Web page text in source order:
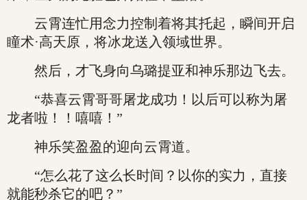
云霄连忙用念力控制着将其托起，瞬间开启
瞳术·高天原，将冰龙送入领域世界。
然后，才飞身向乌璐提亚和神乐那边飞去。
“恭喜云霄哥哥屠龙成功！以后可以称为屠
龙者啦！！嘻嘻！”
神乐笑盈盈的迎向云霄道。
“怎么花了这么长时间？以你的实力，直接
就能秒杀它的吧？”